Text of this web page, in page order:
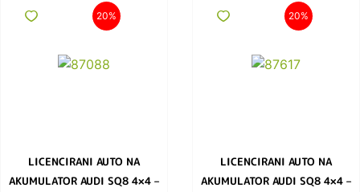
20%
LICENCIRANI AUTO NA
AKUMULATOR AUDI SQ8 4×4 –
20%
LICENCIRANI AUTO NA
AKUMULATOR AUDI SQ8 4×4 –